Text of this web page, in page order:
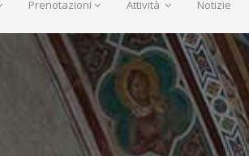
Prenotazioni Attività Notizie